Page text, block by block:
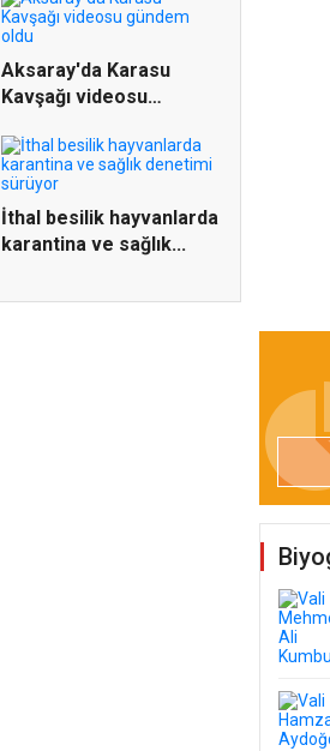
Aksaray'da Karasu
Kavşağı videosu
İthal besilik hayvanlarda
karantina ve sağlık...